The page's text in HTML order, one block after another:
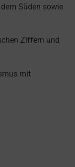
Süden sowie
Ziffern und
mit